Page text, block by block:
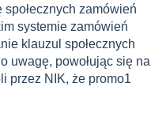
zamówień
systemie zamówień
klauzul społecznych
uwagę, powołując się na
przez NIK, że promo1